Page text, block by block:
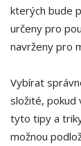
kterých bude
určeny pro
navrženy pro
Vybírat
složité, pokud
tyto tipy a
možnou